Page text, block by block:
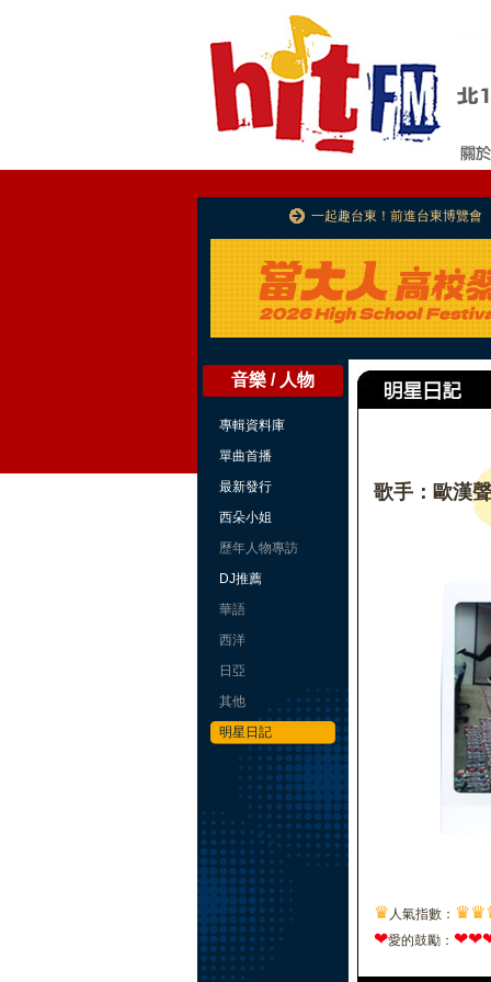
一起趣台東！前進台東博覽會
音樂 / 人物
專輯資料庫
單曲首播
最新發行
西朵小姐
歷年人物專訪
DJ推薦
華語
西洋
日亞
其他
明星日記
歌手：歐漢聲
♛ 人氣指數： ♛♛
❤愛的鼓勵： ❤❤